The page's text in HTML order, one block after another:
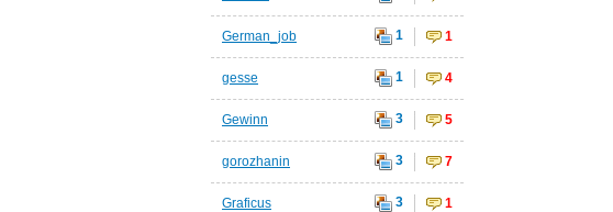
German_job 1 1
gesse 1 4
Gewinn 3 5
gorozhanin 3 7
Graficus 3 1